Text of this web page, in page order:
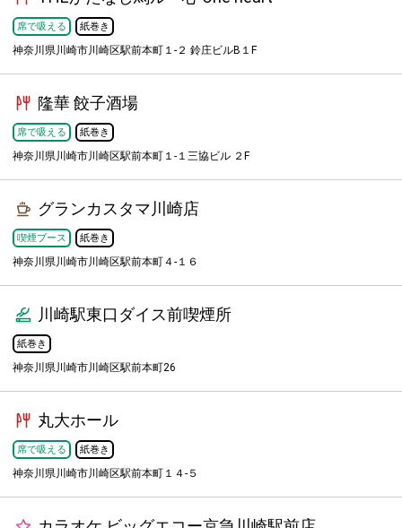
席で吸える 紙巻き
神奈川県川崎市川崎区駅前本町１-２ 鈴庄ビルB１F
隆華 餃子酒場
席で吸える 紙巻き
神奈川県川崎市川崎区駅前本町１-１三協ビル ２F
グランカスタマ川崎店
喫煙ブース 紙巻き
神奈川県川崎市川崎区駅前本町４-１６
川崎駅東口ダイス前喫煙所
紙巻き
神奈川県川崎市川崎区駅前本町26
丸大ホール
席で吸える 紙巻き
神奈川県川崎市川崎区駅前本町１４-５